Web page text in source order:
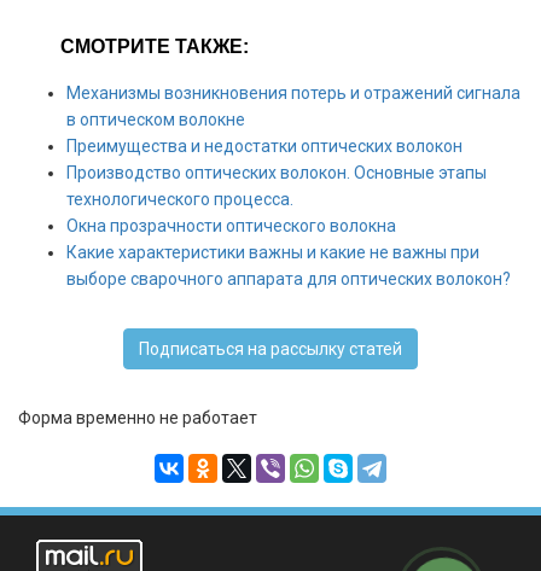
СМОТРИТЕ ТАКЖЕ:
Механизмы возникновения потерь и отражений сигнала
в оптическом волокне
Преимущества и недостатки оптических волокон
Производство оптических волокон. Основные этапы
технологического процесса.
Окна прозрачности оптического волокна
Какие характеристики важны и какие не важны при
выборе сварочного аппарата для оптических волокон?
Подписаться на рассылку статей
Форма временно не работает